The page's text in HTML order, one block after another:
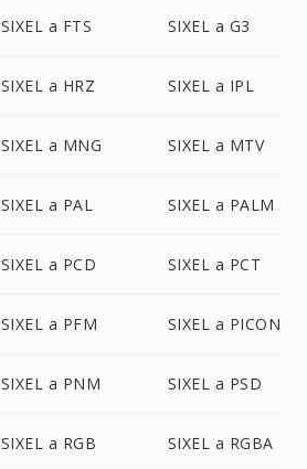
SIXEL a FTS SIXEL a G3
SIXEL a HRZ SIXEL a IPL
SIXEL a MNG SIXEL a MTV
SIXEL a PAL SIXEL a PALM
SIXEL a PCD SIXEL a PCT
SIXEL a PFM SIXEL a PICON
SIXEL a PNM SIXEL a PSD
SIXEL a RGB SIXEL a RGBA